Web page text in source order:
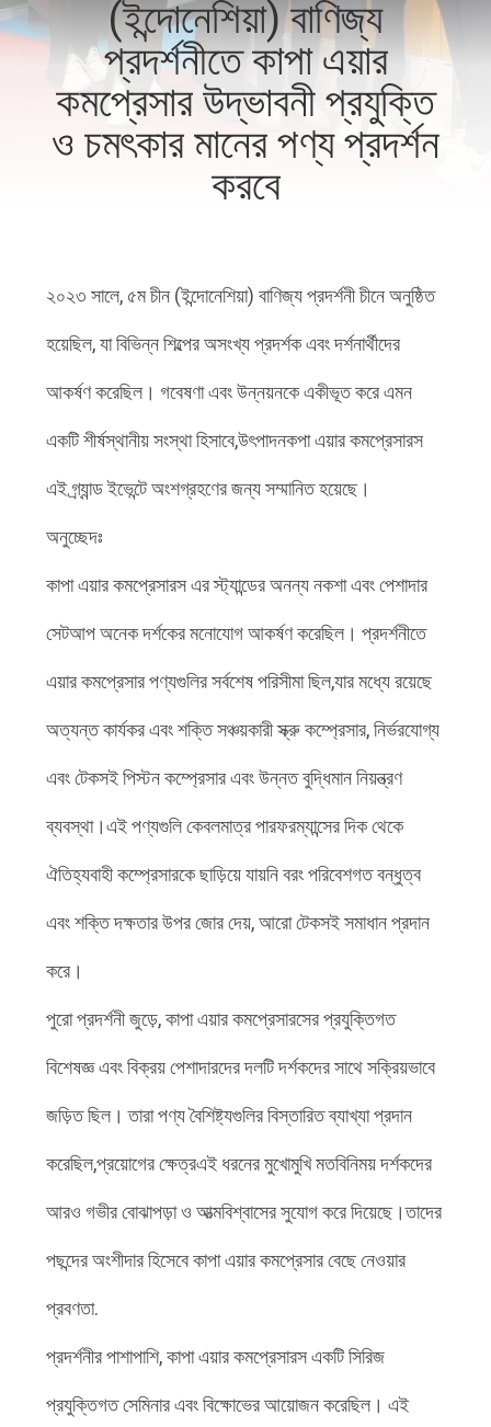
গুণমান
নিয়ন্ত্রণ
আমাদের
সাইট
PRIVACY
POLICY
(ইন্দোনেশিয়া) বাণিজ্য
প্রদর্শনীতে কাপা এয়ার
কমপ্রেসার উদ্ভাবনী প্রযুক্তি
ও চমৎকার মানের পণ্য প্রদর্শন
করবে
২০২৩ সালে, ৫ম চীন (ইন্দোনেশিয়া) বাণিজ্য প্রদর্শনী চীনে অনুষ্ঠিত
হয়েছিল, যা বিভিন্ন শিল্পের অসংখ্য প্রদর্শক এবং দর্শনার্থীদের
আকর্ষণ করেছিল। গবেষণা এবং উন্নয়নকে একীভূত করে এমন
একটি শীর্ষস্থানীয় সংস্থা হিসাবে,উৎপাদনকপা এয়ার কমপ্রেসারস
এই গ্র্যান্ড ইভেন্টে অংশগ্রহণের জন্য সম্মানিত হয়েছে।
অনুচ্ছেদঃ
কাপা এয়ার কমপ্রেসারস এর স্ট্যান্ডের অনন্য নকশা এবং পেশাদার
সেটআপ অনেক দর্শকের মনোযোগ আকর্ষণ করেছিল। প্রদর্শনীতে
এয়ার কমপ্রেসার পণ্যগুলির সর্বশেষ পরিসীমা ছিল,যার মধ্যে রয়েছে
অত্যন্ত কার্যকর এবং শক্তি সঞ্চয়কারী স্ক্রু কম্প্রেসার, নির্ভরযোগ্য
এবং টেকসই পিস্টন কম্প্রেসার এবং উন্নত বুদ্ধিমান নিয়ন্ত্রণ
ব্যবস্থা।এই পণ্যগুলি কেবলমাত্র পারফরম্যান্সের দিক থেকে
ঐতিহ্যবাহী কম্প্রেসারকে ছাড়িয়ে যায়নি বরং পরিবেশগত বন্ধুত্ব
এবং শক্তি দক্ষতার উপর জোর দেয়, আরো টেকসই সমাধান প্রদান
করে।
পুরো প্রদর্শনী জুড়ে, কাপা এয়ার কমপ্রেসারসের প্রযুক্তিগত
বিশেষজ্ঞ এবং বিক্রয় পেশাদারদের দলটি দর্শকদের সাথে সক্রিয়ভাবে
জড়িত ছিল। তারা পণ্য বৈশিষ্ট্যগুলির বিস্তারিত ব্যাখ্যা প্রদান
করেছিল,প্রয়োগের ক্ষেত্রএই ধরনের মুখোমুখি মতবিনিময় দর্শকদের
আরও গভীর বোঝাপড়া ও আত্মবিশ্বাসের সুযোগ করে দিয়েছে।তাদের
পছন্দের অংশীদার হিসেবে কাপা এয়ার কমপ্রেসার বেছে নেওয়ার
প্রবণতা.
প্রদর্শনীর পাশাপাশি, কাপা এয়ার কমপ্রেসারস একটি সিরিজ
প্রযুক্তিগত সেমিনার এবং বিক্ষোভের আয়োজন করেছিল। এই